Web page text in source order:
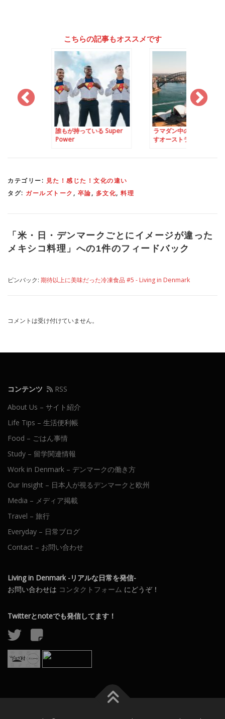
こちらの記事もオススメです
ラマダン中の料理で思い出
すオーストラリアの留学時
日本とデンマークの
ナルドメニュー比較
カテゴリー: 見た！感じた！文化の違い
タグ: ガールズトーク , 卒論, 多文化, 料理
「 米・日・デンマークごとにイメージが違った
メキシコ料理 」への1件のフィードバック
ピンバック: 期待以上に美味だった冷凍食品 #5 - Living in Denmark
コメントは受け付けていません。
コンテンツ
RSS
About Us – サイト紹介
Life Tips – 生活便利帳
Food – ごはん事情
Study – 留学関連情報
Work in Denmark – デンマークの働き方
Our Insight – 日本人が視るデンマークと欧州
Media – メディア掲載
Travel – 旅行
Everyday – 日常ブログ
Contact – お問い合わせ
Living in Denmark -リアルな日常を発信-
お問い合わせは コンタクトフォーム にどうぞ！
Twitterとnoteでも発信してます！